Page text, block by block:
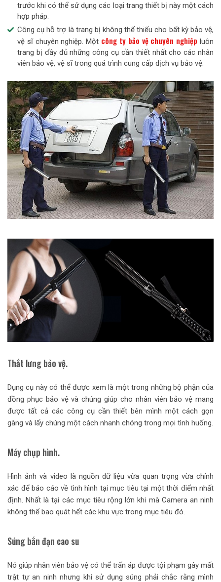
trước khi có thể sử dụng các loại trang thiết bị này một cách
hợp pháp.
Công cụ hỗ trợ là trang bị không thể thiếu cho bất kỳ bảo vệ,
vệ sĩ chuyên nghiệp. Một công ty bảo vệ chuyên nghiệp luôn
trang bị đầy đủ những công cụ cần thiết nhất cho các nhân
viên bảo vệ, vệ sĩ trong quá trình cung cấp dịch vụ bảo vệ.
Thắt lưng bảo vệ.
Dụng cụ này có thể được xem là một trong những bộ phận của
đồng phục bảo vệ và chúng giúp cho nhân viên bảo vệ mang
được tất cả các công cụ cần thiết bên mình một cách gọn
gàng và lấy chúng một cách nhanh chóng trong mọi tình huống.
Máy chụp hình.
Hình ảnh và video là nguồn dữ liệu vừa quan trọng vừa chính
xác để báo cáo về tình hình tại mục tiêu tại một thời điểm nhất
định. Nhất là tại các mục tiêu rộng lớn khi mà Camera an ninh
không thể bao quát hết các khu vực trong mục tiêu đó.
Súng bắn đạn cao su
Nó giúp nhân viên bảo vệ có thể trấn áp được tội phạm gây mất
trật tự an ninh nhưng khi sử dụng súng phải chắc rằng mình